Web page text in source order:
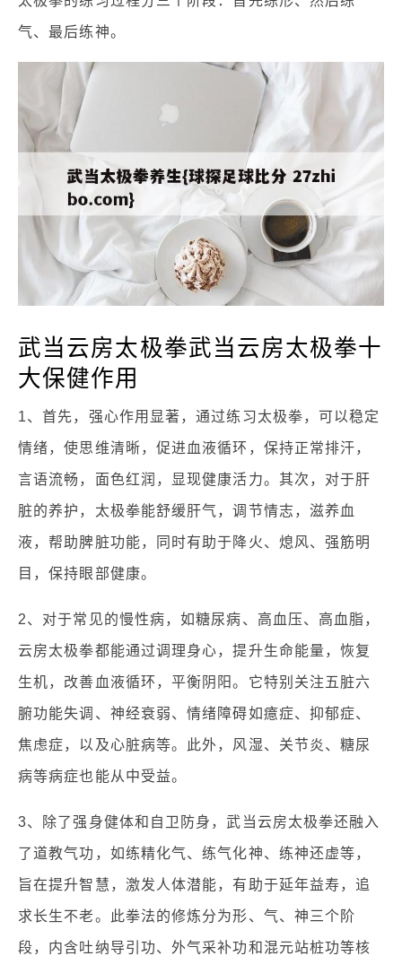
气、最后练神。
武当云房太极拳武当云房太极拳十
大保健作用
1、首先，强心作用显著，通过练习太极拳，可以稳定
情绪，使思维清晰，促进血液循环，保持正常排汗，
言语流畅，面色红润，显现健康活力。其次，对于肝
脏的养护，太极拳能舒缓肝气，调节情志，滋养血
液，帮助脾脏功能，同时有助于降火、熄风、强筋明
目，保持眼部健康。
2、对于常见的慢性病，如糖尿病、高血压、高血脂，
云房太极拳都能通过调理身心，提升生命能量，恢复
生机，改善血液循环，平衡阴阳。它特别关注五脏六
腑功能失调、神经衰弱、情绪障碍如癔症、抑郁症、
焦虑症，以及心脏病等。此外，风湿、关节炎、糖尿
病等病症也能从中受益。
3、除了强身健体和自卫防身，武当云房太极拳还融入
了道教气功，如练精化气、练气化神、练神还虚等，
旨在提升智慧，激发人体潜能，有助于延年益寿，追
求长生不老。此拳法的修炼分为形、气、神三个阶
段，内含吐纳导引功、外气采补功和混元站桩功等核